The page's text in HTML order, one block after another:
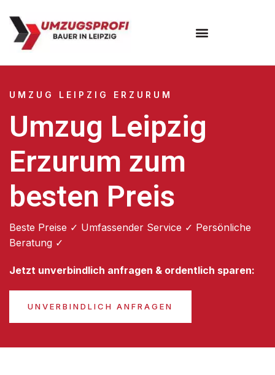
UMZUG LEIPZIG ERZURUM
Umzug Leipzig
Erzurum zum
besten Preis
Beste Preise ✓ Umfassender Service ✓ Persönliche
Beratung ✓
Jetzt unverbindlich anfragen & ordentlich sparen:
UNVERBINDLICH ANFRAGEN